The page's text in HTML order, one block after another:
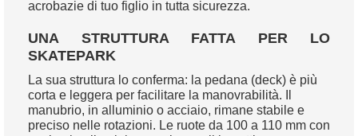
acrobazie di tuo figlio in tutta sicurezza.
UNA STRUTTURA FATTA PER LO
SKATEPARK
La sua struttura lo conferma: la pedana (deck) è più
corta e leggera per facilitare la manovrabilità. Il
manubrio, in alluminio o acciaio, rimane stabile e
preciso nelle rotazioni. Le ruote da 100 a 110 mm con